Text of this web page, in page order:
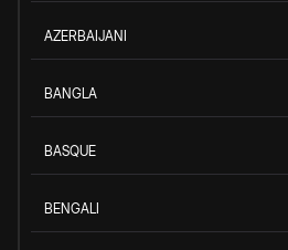
AZERBAIJANI
BANGLA
BASQUE
BENGALI